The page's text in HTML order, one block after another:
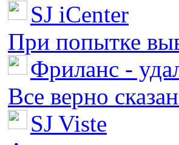
SJ iCenter
При попытке
Фриланс -
Все верно
SJ Viste